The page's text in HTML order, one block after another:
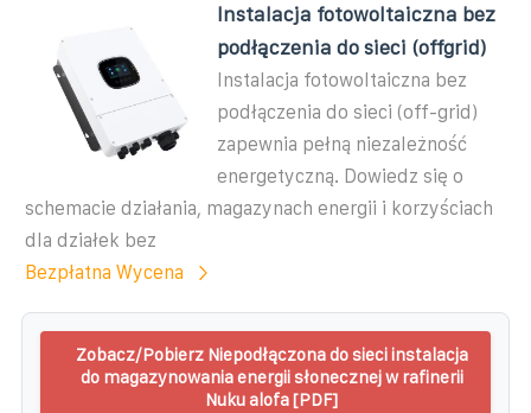
Instalacja fotowoltaiczna bez
podłączenia do sieci (offgrid)
Instalacja fotowoltaiczna bez
podłączenia do sieci (off-grid)
zapewnia pełną niezależność
energetyczną. Dowiedz się o
schemacie działania, magazynach energii i korzyściach
dla działek bez
Bezpłatna Wycena
Zobacz/Pobierz Niepodłączona do sieci instalacja
do magazynowania energii słonecznej w rafinerii
Nuku alofa [PDF]